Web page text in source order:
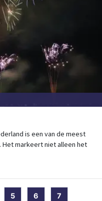
is een van de meest
markeert niet alleen het
5 6 7